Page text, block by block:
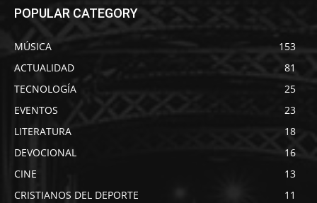
POPULAR CATEGORY
MÚSICA
153
ACTUALIDAD
81
TECNOLOGÍA
25
EVENTOS
23
LITERATURA
18
DEVOCIONAL
16
CINE
13
CRISTIANOS DEL DEPORTE
11